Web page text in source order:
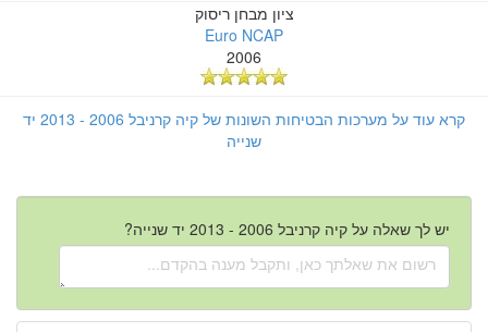
ציון מבחן ריסוק
Euro NCAP
2006
קרא עוד על מערכות הבטיחות השונות של קיה קרניבל 2006 - 2013 יד
שנייה
יש לך שאלה על קיה קרניבל 2006 - 2013 יד שנייה?